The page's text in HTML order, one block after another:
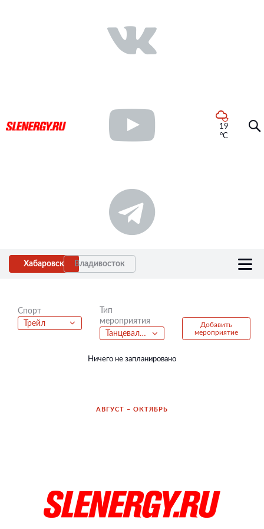
19
°C
Хабаровск Владивосток
Спорт
Трейл
Тип
мероприятия
Танцевальные батлы
Добавить
мероприятие
Ничего не запланировано
АВГУСТ – ОКТЯБРЬ